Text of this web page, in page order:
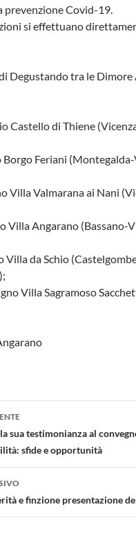
prevenzione Covid-19.
si effettuano
Degustando tra le Dimore
Castello di Thiene
Feriani
Villa Valmarana ai Nani
Villa Angarano (Bassano-
Villa da Schio
Villa Sagramoso
sua testimonianza al
sfide e opportunità
e finzione presentazione